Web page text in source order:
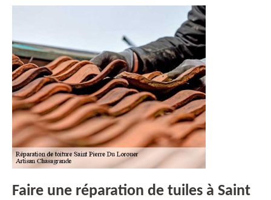
Faire une réparation de tuiles à Saint